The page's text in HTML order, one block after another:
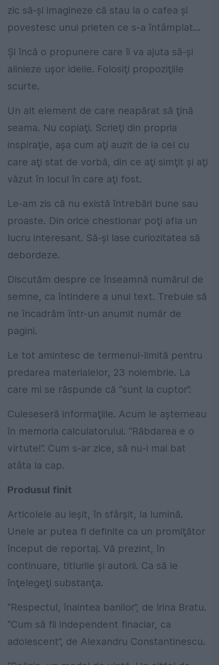
zic să-şi imagineze că stau la o cafea şi
povestesc unui prieten ce s-a întâmplat…
Şi încă o propunere care îi va ajuta să-şi
alinieze uşor ideile. Folosiţi propoziţiile
scurte.
Un alt element de care neapărat să ţină
seama. Nu copiaţi. Scrieţi din propria
inspiraţie, aşa cum aţi auzit de la cel cu
care aţi stat de vorbă, din ce aţi simţit şi aţi
văzut în locul în care aţi fost.
Le-am zis că nu există întrebări bune sau
proaste. Din orice chestionar poţi afla un
lucru interesant. Să-şi lase curiozitatea să
debordeze.
Discutăm despre ce înseamnă numărul de
semne, ca întindere a unui text. Trebuie să
ne încadrăm într-un anumit număr de
pagini.
Le tot amintesc de termenul-limită pentru
predarea materialelor, 23 noiembrie. La
care mi se răspunde că “sunt la cuptor”.
Culeseseră informaţiile. Acum le aşterneau
în memoria calculatorului. “Răbdarea e o
virtute!”. Cum s-ar zice, să nu-i mai bat
atâta la cap.
Produsul finit
Articolele au ieşit, în sfârşit, la lumină.
Unele ar putea fi definite ca un promiţător
început de reportaj. Vă prezint, în
continuare, titlurile şi autorii. Ca să le
înţelegeţi substanţa.
“Respectul, înaintea banilor”, de Irina Bratu.
“Cum să fii independent finaciar, ca
adolescent”, de Alexandru Constantinescu.